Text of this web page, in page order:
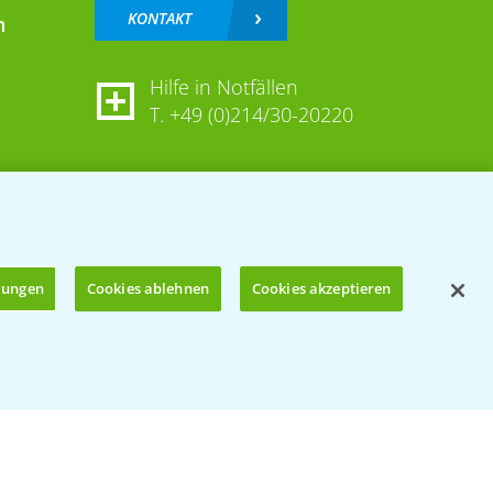
KONTAKT
Hilfe in Notfällen
T. +49 (0)214/30-20220
Cookies ablehnen Cookies akzeptieren